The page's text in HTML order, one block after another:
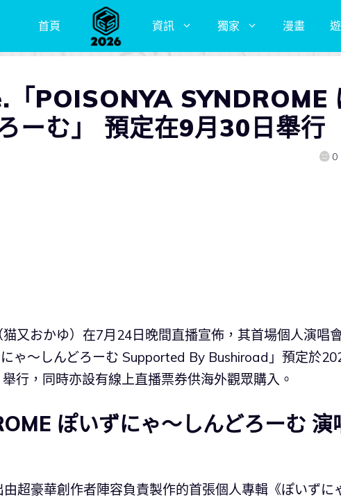
首頁 資訊 獨家 漫畫
POISONYA SYNDROME
ーむ」 預定在9月30日舉行
0
又おかゆ）在7月24日晚間直播宣佈，其首場個人演唱
にゃ〜しんどろーむ Supported By Bushiroad」預定於
行，同時亦設有線上直播票券供海外觀眾購入。
ぽいずにゃ〜しんどろーむ 演
超豪華創作者陣容負責製作的首張個人專輯《ぽいずに